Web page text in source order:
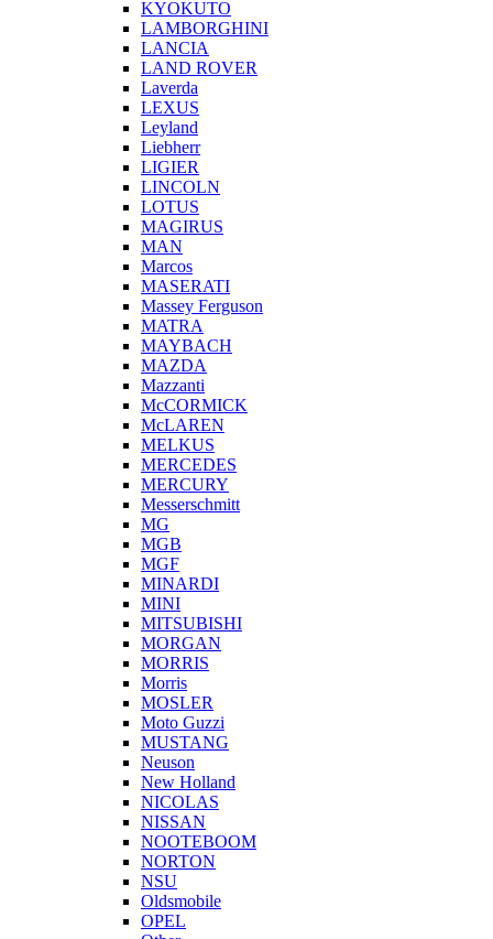
KYOKUTO
LAMBORGHINI
LANCIA
LAND ROVER
Laverda
LEXUS
Leyland
Liebherr
LIGIER
LINCOLN
LOTUS
MAGIRUS
MAN
Marcos
MASERATI
Massey Ferguson
MATRA
MAYBACH
MAZDA
Mazzanti
McCORMICK
McLAREN
MELKUS
MERCEDES
MERCURY
Messerschmitt
MG
MGB
MGF
MINARDI
MINI
MITSUBISHI
MORGAN
MORRIS
Morris
MOSLER
Moto Guzzi
MUSTANG
Neuson
New Holland
NICOLAS
NISSAN
NOOTEBOOM
NORTON
NSU
Oldsmobile
OPEL